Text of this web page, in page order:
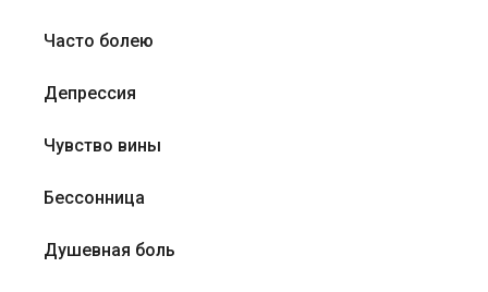
Часто болею
Депрессия
Чувство вины
Бессонница
Душевная боль